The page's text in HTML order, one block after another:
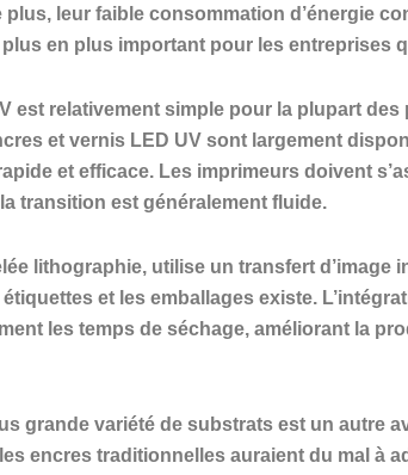
leur faible consommation d’énergie
plus en plus important pour les
est relativement simple pour la plupart
et vernis LED UV sont largement
et efficace. Les imprimeurs doivent
transition est généralement fluide.
lithographie, utilise un transfert
et les emballages existe.
les temps de séchage, améliorant la
grande variété de substrats est un autre
encres traditionnelles auraient du mal à